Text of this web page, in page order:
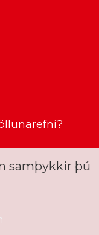
samþykkir þú